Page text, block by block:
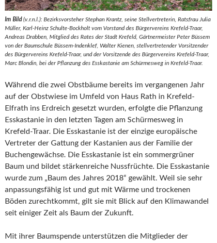
Im Bild(v.r.n.l.): Bezirksvorsteher Stephan Krantz, seine Stellvertreterin, Ratsfrau Julia
Müller, Karl-Heinz Schulte-Bockholt vom Vorstand des Bürgervereins Krefeld-Traar,
Andreas Drabben, Mitglied des Rates der Stadt Krefeld, Gärtnermeister Peter Büssem
von der Baumschule Büssem-Indenklef, Walter Kienen, stellvertretender Vorsitzender
des Bürgervereins Krefeld-Traar, und der Vorsitzende des Bürgervereins Krefeld-Traar,
Marc Blondin, bei der Pflanzung des Esskastanie am Schürmesweg in Krefeld-Traar.
Während die zwei Obstbäume bereits im vergangenen Jahr
auf der Obstwiese im Umfeld von Haus Rath in Krefeld-
Elfrath ins Erdreich gesetzt wurden, erfolgte die Pflanzung
Esskastanie in den letzten Tagen am Schürmesweg in
Krefeld-Traar. Die Esskastanie ist der einzige europäische
Vertreter der Gattung der Kastanien aus der Familie der
Buchengewächse. Die Esskastanie ist ein sommergrüner
Baum und bildet stärkenreiche Nussfrüchte. Die Esskastanie
wurde zum „Baum des Jahres 2018“ gewählt. Weil sie sehr
anpassungsfähig ist und gut mit Wärme und trockenen
Böden zurechtkommt, gilt sie mit Blick auf den Klimawandel
seit einiger Zeit als Baum der Zukunft.
Mit ihrer Baumspende unterstützen die Mitglieder der